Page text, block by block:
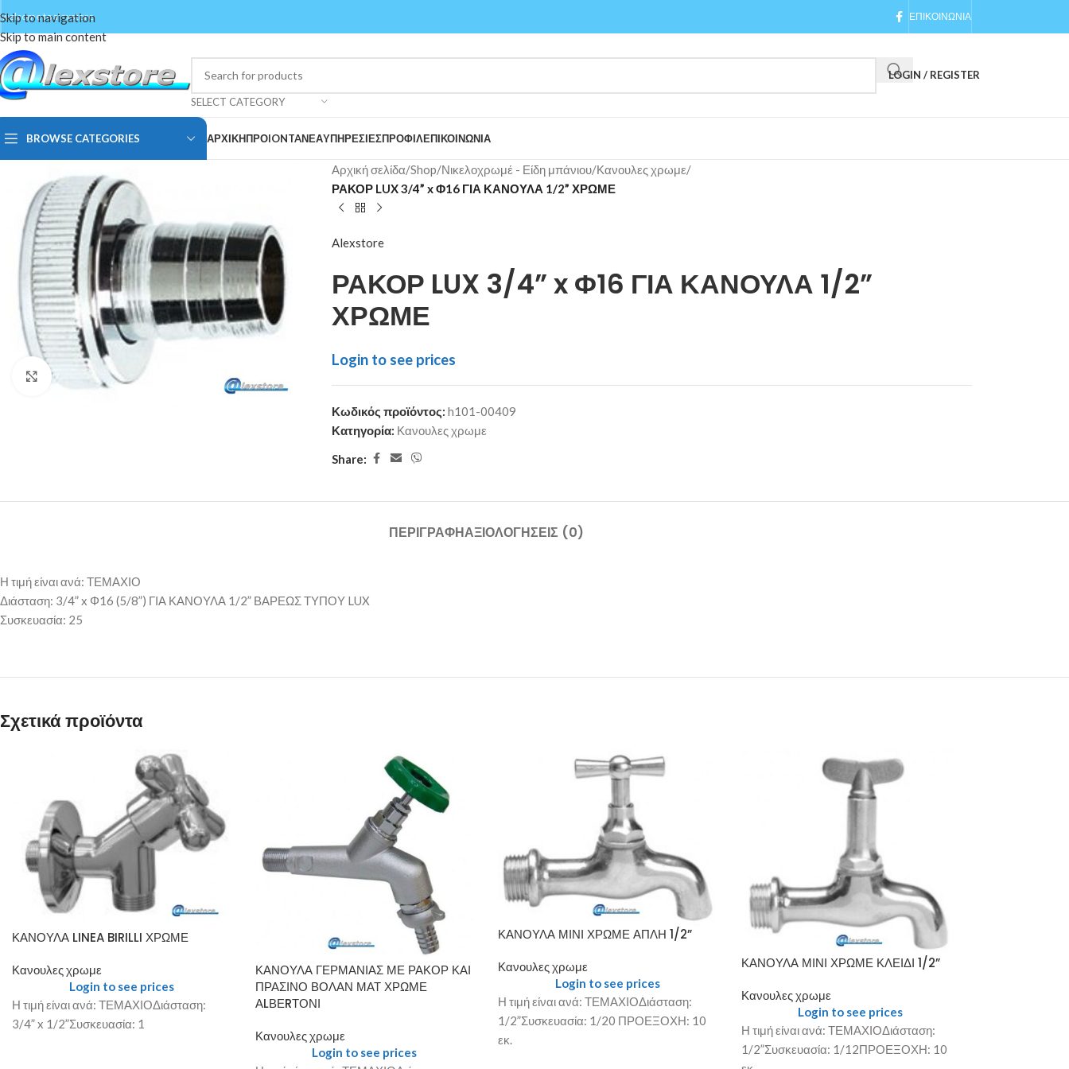
Skip to navigation
Skip to main content
welcome to alexstore ΕΠΙΚΟΙΝΩΝΙΑ
SELECT CATEGORY
LOGIN / REGISTER
BROWSE CATEGORIES ΑΡΧΙΚΗΠΡΟIONTAΝΕΑΥΠΗΡΕΣΙΕΣΠΡΟΦΙΛΕΠΙΚΟΙΝΩΝΙΑ
Click to enlarge
Αρχική σελίδα/Shop/Νικελοχρωμέ - Είδη μπάνιου/Κανουλες χρωμε/
ΡΑΚΟΡ LUX 3/4” x Φ16 ΓΙΑ ΚΑΝΟΥΛΑ 1/2” ΧΡΩΜΕ
Alexstore
ΡΑΚΟΡ LUX 3/4” x Φ16 ΓΙΑ ΚΑΝΟΥΛΑ 1/2”
ΧΡΩΜΕ
Login to see prices
Κωδικός προϊόντος:h101-00409
Κατηγορία: Κανουλες χρωμε
Share:
ΠΕΡΙΓΡΑΦΉΑΞΙΟΛΟΓΉΣΕΙΣ (0)
Η τιμή είναι ανά: ΤΕΜΑΧΙΟ
Διάσταση: 3/4” x Φ16 (5/8”) ΓΙΑ ΚΑΝΟΥΛΑ 1/2” ΒΑΡΕΩΣ ΤΥΠΟΥ LUX
Συσκευασία: 25
Σχετικά προϊόντα
ΚΑΝΟΥΛΑ LINEA BIRILLI ΧΡΩΜΕ
Κανουλες χρωμε
Login to see prices
Η τιμή είναι ανά: ΤΕΜΑΧΙΟΔιάσταση:
3/4” x 1/2”Συσκευασία: 1
ΚΑΝΟΥΛΑ ΓΕΡΜΑΝΙΑΣ ΜΕ ΡΑΚΟΡ ΚΑΙ
ΠΡΑΣΙΝΟ ΒΟΛΑΝ ΜΑΤ ΧΡΩΜΕ
ΑLΒΕRΤΟΝΙ
Κανουλες χρωμε
Login to see prices
ΚΑΝΟΥΛΑ ΜΙΝΙ ΧΡΩΜΕ ΑΠΛΗ 1/2”
Κανουλες χρωμε
Login to see prices
Η τιμή είναι ανά: ΤΕΜΑΧΙΟΔιάσταση:
1/2”Συσκευασία: 1/20 ΠΡΟΕΞΟΧΗ: 10
εκ.
ΚΑΝΟΥΛΑ ΜΙΝΙ ΧΡΩΜΕ ΚΛΕΙΔΙ 1/2”
Κανουλες χρωμε
Login to see prices
Η τιμή είναι ανά: ΤΕΜΑΧΙΟΔιάσταση:
1/2”Συσκευασία: 1/12ΠΡΟΕΞΟΧΗ: 10